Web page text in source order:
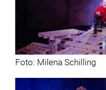
Foto: Milena Schilling